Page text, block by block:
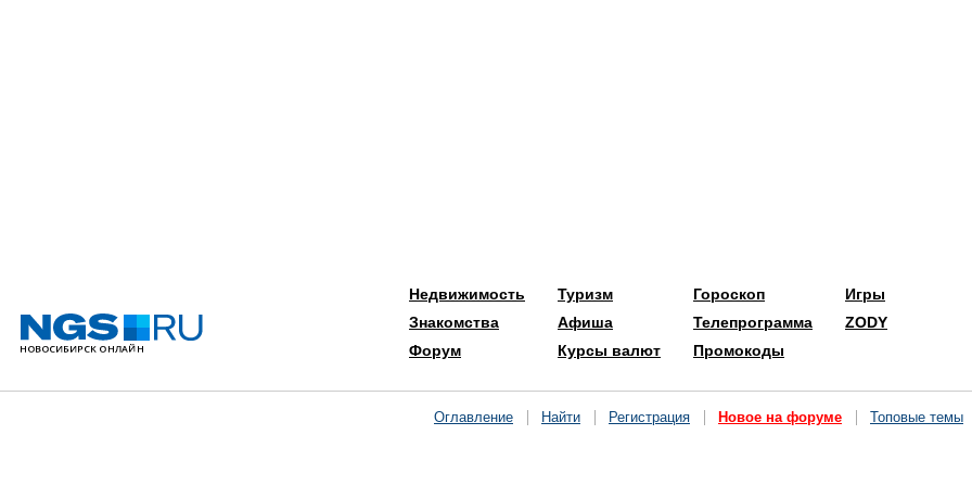
Недвижимость
Знакомства
Форум
Туризм
Афиша
Курсы валют
Гороскоп
Телепрограмма
Промокоды
Игры
ZODY
Оглавление Найти Регистрация Новое на форуме Топовые темы